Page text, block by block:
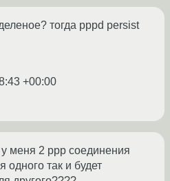
тогда pppd persist
+00:00
меня 2 ppp соединения
одного так и будет